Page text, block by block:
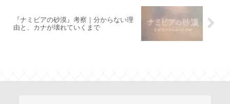
『ナミビアの砂漠』考察｜分からない理
由と、カナが壊れていくまで